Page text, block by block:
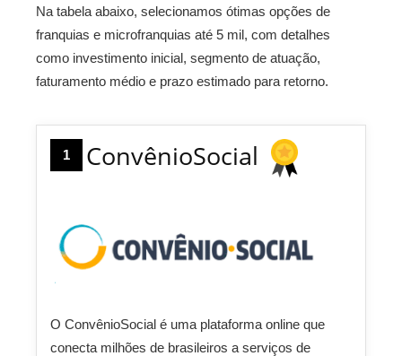
Na tabela abaixo, selecionamos ótimas opções de
franquias e microfranquias até 5 mil, com detalhes
como investimento inicial, segmento de atuação,
faturamento médio e prazo estimado para retorno.
1 ConvênioSocial
O ConvênioSocial é uma plataforma online que
conecta milhões de brasileiros a serviços de